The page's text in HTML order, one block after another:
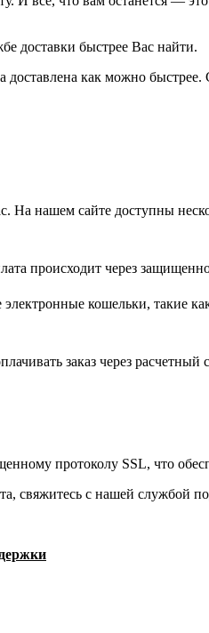
доставки быстрее Вас найти.
как можно быстрее.
нашем сайте доступны
происходит через
электронные кошельки,
заказ через
протоколу SSL, что
свяжитесь с нашей службой